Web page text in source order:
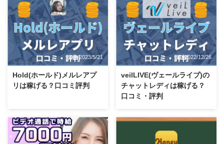
2023/5/21
Hold(ホールド)メルレアプ
リは稼げる？口コミ評判
2022/12/26
veilLIVE(ヴェールライブ)の
チャットレディは稼げる？
口コミ・評判